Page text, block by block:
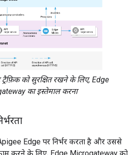
ट्रैफ़िक को सुरक्षित रखने के लिए, Edge
का इस्तेमाल करना
Edge पर निर्भर करता है और उससे